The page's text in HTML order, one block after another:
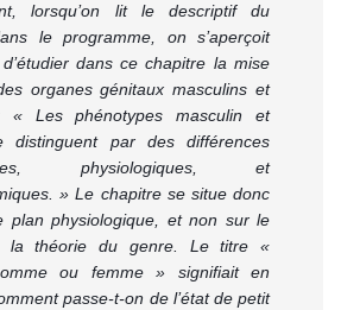
lorsqu’on lit le descriptif du
le programme, on s’aperçoit
d’étudier dans ce chapitre la mise
organes génitaux masculins et
« Les phénotypes masculin et
distinguent par des différences
physiologiques, et
» Le chapitre se situe donc
plan physiologique, et non sur le
la théorie du genre. Le titre «
ou femme » signifiait en
passe-t-on de l’état de petit